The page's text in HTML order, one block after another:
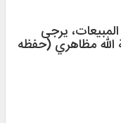
يرجی
الله مظاهري (حفظه